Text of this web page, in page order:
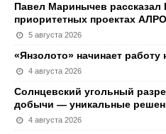
Павел Маринычев рассказал
приоритетных проектах
5 августа 2026
«Янзолото» начинает работу
4 августа 2026
Солнцевский угольный
добычи — уникальные
4 августа 2026